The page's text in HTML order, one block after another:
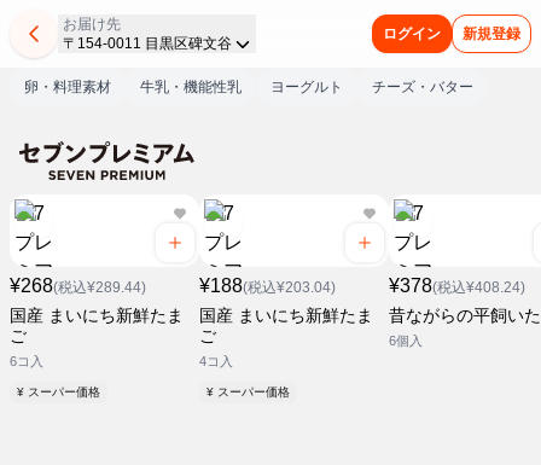
お届け先
〒154-0011 目黒区碑文谷
ログイン 新規登録
卵・料理素材 牛乳・機能性乳 ヨーグルト チーズ・バター
¥268(税込¥289.44)
国産 まいにち新鮮たま
ご
6コ入
¥ スーパー価格
¥188(税込¥203.04)
国産 まいにち新鮮たま
ご
4コ入
¥ スーパー価格
¥378(税込¥408.24)
昔ながらの平飼い
6個入